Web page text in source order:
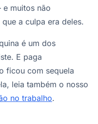
muitos não
a culpa era deles.
é um dos
E paga
ficou com sequela
leia também o nosso
no trabalho.